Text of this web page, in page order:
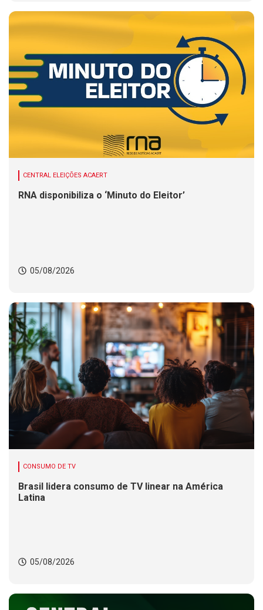
CENTRAL ELEIÇÕES ACAERT
RNA disponibiliza o ‘Minuto do Eleitor’
05/08/2026
CONSUMO DE TV
Brasil lidera consumo de TV linear na América
Latina
05/08/2026